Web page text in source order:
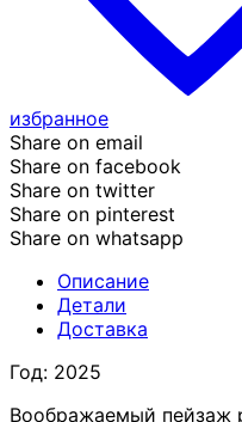
избранное
Share on email
Share on facebook
Share on twitter
Share on pinterest
Share on whatsapp
Описание
Детали
Доставка
Год: 2025
Воображаемый пейзаж